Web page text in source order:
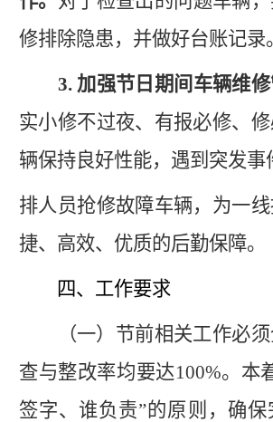
修排除隐患，并做好台账记录。
3. 加强节日 期间车辆维
实小修不过夜、有报必修、
辆保持良好性能， 遇到突发事
排人员抢修故障车辆， 为一
捷、高效、优质的后勤保障。
四、工作要求
（一）节前相关工作必
查与整改率均要达100%。 本
签字、谁负责”的原则，确